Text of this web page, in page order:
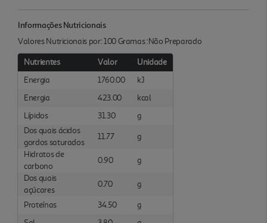
Informações Nutricionais
Valores Nutricionais por: 100 Gramas :Não Preparado
Nutrientes Valor
Unidade
Energia
1760.00
kJ
Energia
423.00
kcal
Lípidos
31.30
g
Dos quais ácidos
gordos saturados
11.77
g
Hidratos de
carbono
0.90
g
Dos quais
açúcares
0.70 g
Proteínas 34.50
g